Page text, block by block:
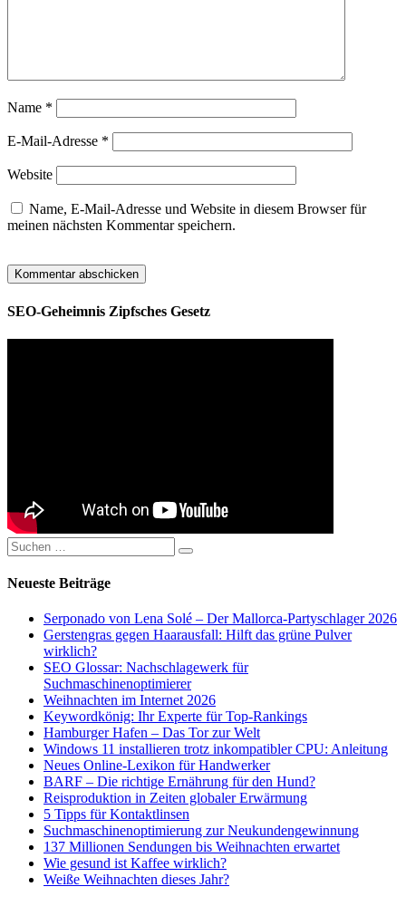
Name *
E-Mail-Adresse *
Website
Name, E-Mail-Adresse und Website in diesem Browser für
meinen nächsten Kommentar speichern.
SEO-Geheimnis Zipfsches Gesetz
Suchen
nach:
Suchen
Neueste Beiträge
Serponado von Lena Solé – Der Mallorca-Partyschlager 2026
Gerstengras gegen Haarausfall: Hilft das grüne Pulver
wirklich?
SEO Glossar: Nachschlagewerk für
Suchmaschinenoptimierer
Weihnachten im Internet 2026
Keywordkönig: Ihr Experte für Top-Rankings
Hamburger Hafen – Das Tor zur Welt
Windows 11 installieren trotz inkompatibler CPU: Anleitung
Neues Online-Lexikon für Handwerker
BARF – Die richtige Ernährung für den Hund?
Reisproduktion in Zeiten globaler Erwärmung
5 Tipps für Kontaktlinsen
Suchmaschinenoptimierung zur Neukundengewinnung
137 Millionen Sendungen bis Weihnachten erwartet
Wie gesund ist Kaffee wirklich?
Weiße Weihnachten dieses Jahr?